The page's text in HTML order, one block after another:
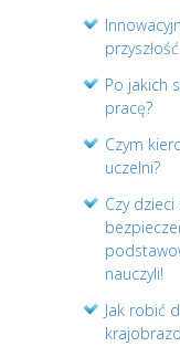
przyszłość
Po jakich
pracę?
Czym
uczelni?
Czy
nauczyli!
Jak robić